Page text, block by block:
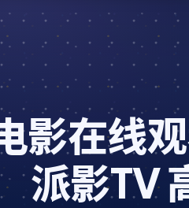
影在线
派影TV